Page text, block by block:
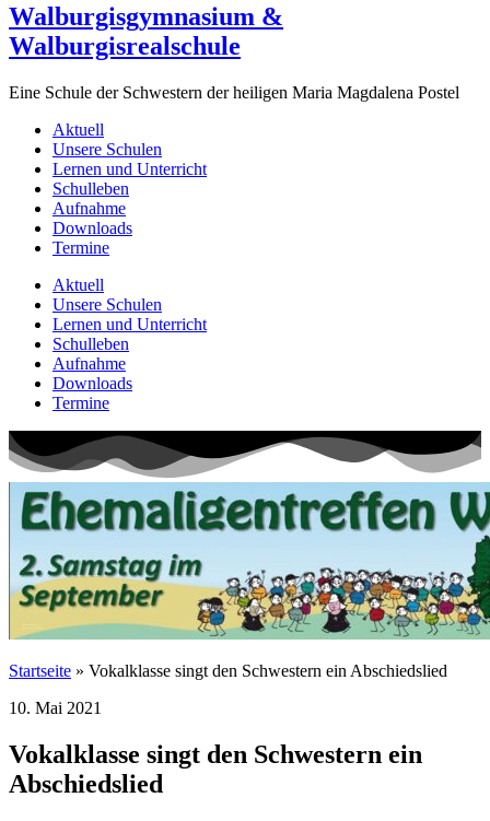
Walburgisgymnasium &
Walburgisrealschule
Eine Schule der Schwestern der heiligen Maria Magdalena Postel
Aktuell
Unsere Schulen
Lernen und Unterricht
Schulleben
Aufnahme
Downloads
Termine
Aktuell
Unsere Schulen
Lernen und Unterricht
Schulleben
Aufnahme
Downloads
Termine
Startseite » Vokalklasse singt den Schwestern ein Abschiedslied
10. Mai 2021
Vokalklasse singt den Schwestern ein
Abschiedslied